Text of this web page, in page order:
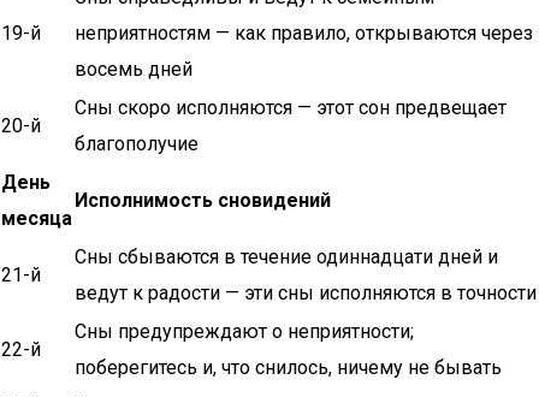
19-й
неприятностям — как правило, открываются через
восемь дней
20-й
Сны скоро исполняются — этот сон предвещает
благополучие
День
месяца
Исполнимость сновидений
21-й
Сны сбываются в течение одиннадцати дней и
ведут к радости — эти сны исполняются в точности
22-й
Сны предупреждают о неприятности;
поберегитесь и, что снилось, ничему не бывать